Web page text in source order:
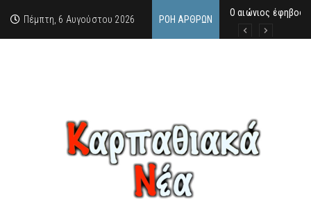
Πέμπτη, 6 Αυγούστου 2026 ΡΟΉ ΆΡΘΡΩΝ
Ο αιώνιος έφηβος
Δικαστική
Άμεση